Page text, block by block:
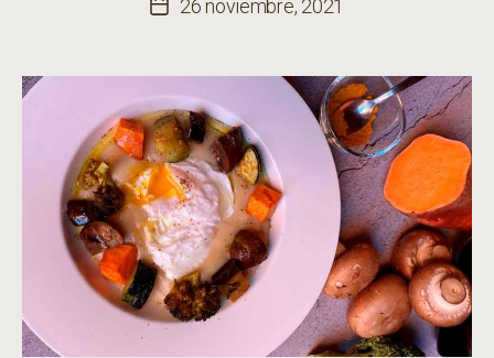
Fecha
entrada
26 noviembre, 2021